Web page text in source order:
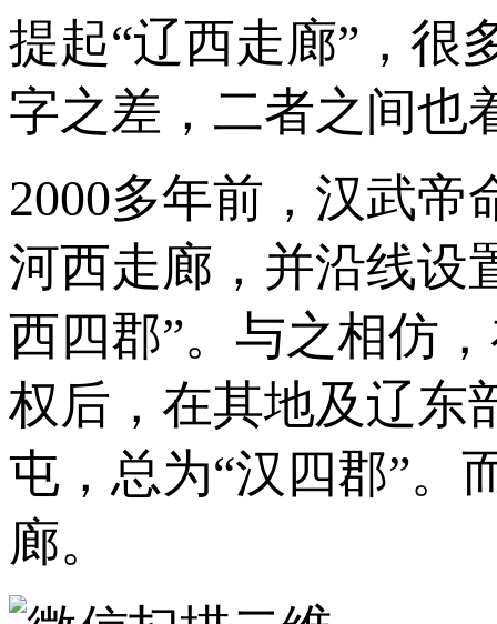
提起“辽西走廊”，很
字之差，二者之间也
2000多年前，汉武
河西走廊，并沿线设
西四郡”。与之相仿
权后，在其地及辽东
屯，总为“汉四郡”。
廊。